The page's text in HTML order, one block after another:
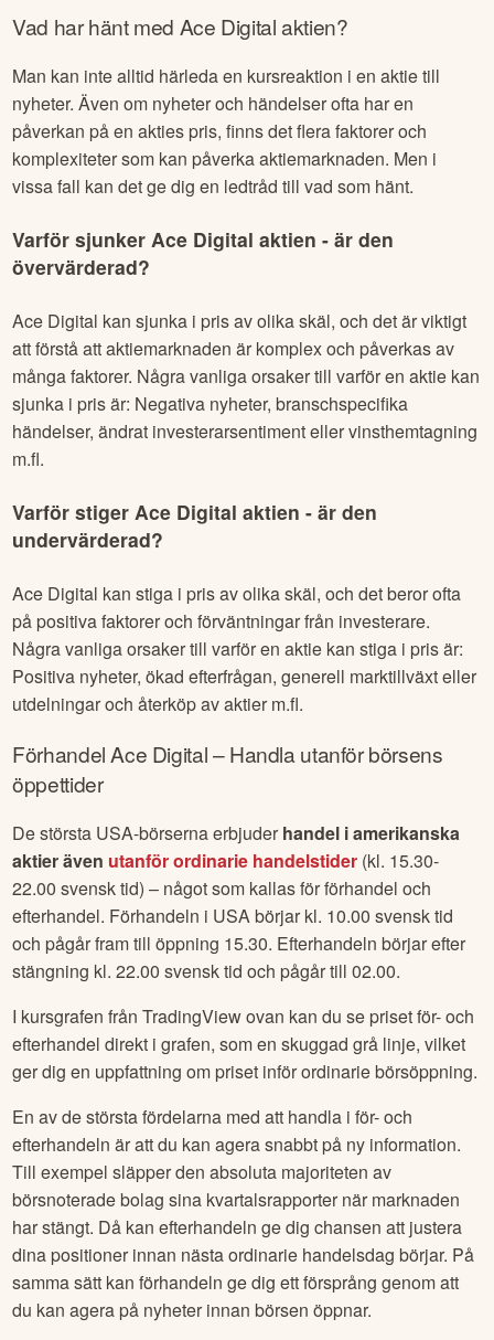
Vad har hänt med Ace Digitalaktien?
Man kan inte alltid härleda en kursreaktion i en aktie till
nyheter. Även om nyheter och händelser ofta har en
påverkan på en akties pris, finns det flera faktorer och
komplexiteter som kan påverka aktiemarknaden. Men i
vissa fall kan det ge dig en ledtråd till vad som hänt.
Varför sjunkerAce Digital aktien - är den
övervärderad?
Ace Digital kan sjunka i pris av olika skäl, och det är viktigt
att förstå att aktiemarknaden är komplex och påverkas av
många faktorer. Några vanliga orsaker till varför en aktie kan
sjunka i pris är: Negativa nyheter, branschspecifika
händelser, ändrat investerarsentiment eller vinsthemtagning
m.fl.
Varför stigerAce Digital aktien - är den
undervärderad?
Ace Digital kan stiga i pris av olika skäl, och det beror ofta
på positiva faktorer och förväntningar från investerare.
Några vanliga orsaker till varför en aktie kan stiga i pris är:
Positiva nyheter, ökad efterfrågan, generell marktillväxt eller
utdelningar och återköp av aktier m.fl.
FörhandelAce Digital– Handla utanför börsens
öppettider
De största USA-börserna erbjuder handel i amerikanska
aktier även utanför ordinarie handelstider (kl. 15.30-
22.00 svensk tid) – något som kallas för förhandel och
efterhandel. Förhandeln i USA börjar kl. 10.00 svensk tid
och pågår fram till öppning 15.30. Efterhandeln börjar efter
stängning kl. 22.00 svensk tid och pågår till 02.00.
I kursgrafen från TradingView ovan kan du se priset för- och
efterhandel direkt i grafen, som en skuggad grå linje, vilket
ger dig en uppfattning om priset inför ordinarie börsöppning.
En av de största fördelarna med att handla i för- och
efterhandeln är att du kan agera snabbt på ny information.
Till exempel släpper den absoluta majoriteten av
börsnoterade bolag sina kvartalsrapporter när marknaden
har stängt. Då kan efterhandeln ge dig chansen att justera
dina positioner innan nästa ordinarie handelsdag börjar. På
samma sätt kan förhandeln ge dig ett försprång genom att
du kan agera på nyheter innan börsen öppnar.